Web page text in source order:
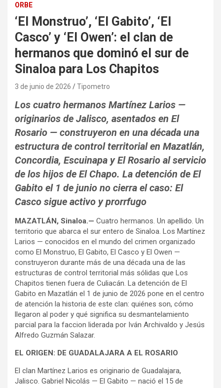
ORBE
‘El Monstruo’, ‘El Gabito’, ‘El
Casco’ y ‘El Owen’: el clan de
hermanos que dominó el sur de
Sinaloa para Los Chapitos
3 de junio de 2026 Tipometro
Los cuatro hermanos Martínez Larios —
originarios de Jalisco, asentados en El
Rosario — construyeron en una década una
estructura de control territorial en Mazatlán,
Concordia, Escuinapa y El Rosario al servicio
de los hijos de El Chapo. La detención de El
Gabito el 1 de junio no cierra el caso: El
Casco sigue activo y prorrfugo
MAZATLÁN, Sinaloa.— Cuatro hermanos. Un apellido. Un
territorio que abarca el sur entero de Sinaloa. Los Martínez
Larios — conocidos en el mundo del crimen organizado
como El Monstruo, El Gabito, El Casco y El Owen —
construyeron durante más de una década una de las
estructuras de control territorial más sólidas que Los
Chapitos tienen fuera de Culiacán. La detención de El
Gabito en Mazatlán el 1 de junio de 2026 pone en el centro
de atención la historia de este clan: quiénes son, cómo
llegaron al poder y qué significa su desmantelamiento
parcial para la faccion liderada por Iván Archivaldo y Jesús
Alfredo Guzmán Salazar.
EL ORIGEN: DE GUADALAJARA A EL ROSARIO
El clan Martínez Larios es originario de Guadalajara,
Jalisco. Gabriel Nicolás — El Gabito — nació el 15 de